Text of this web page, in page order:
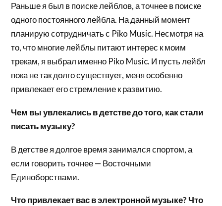
Раньше я был в поиске лейблов, а точнее в поиске
одного постоянного лейбла. На данный момент
планирую сотрудничать с Piko Music. Несмотря на
то, что многие лейблы питают интерес к моим
трекам, я выбрал именно Piko Music. И пусть лейбл
пока не так долго существует, меня особенно
привлекает его стремление к развитию.
Чем вы увлекались в детстве до того, как стали
писать музыку?
В детстве я долгое время занимался спортом, а
если говорить точнее — Восточными
Единоборствами.
Что привлекает вас в электронной музыке? Что